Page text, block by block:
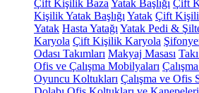
Çift Kişilik Baza Yatak Başlığı Çift
Kişilik Yatak Başlığı Yatak Çift
Yatak Hasta Yatağı Yatak Pedi &
Karyola Çift Kişilik Karyola
Odası Takımları Makyaj Masası
Ofis ve Çalışma Mobilyaları
Oyuncu Koltukları Çalışma ve Ofis